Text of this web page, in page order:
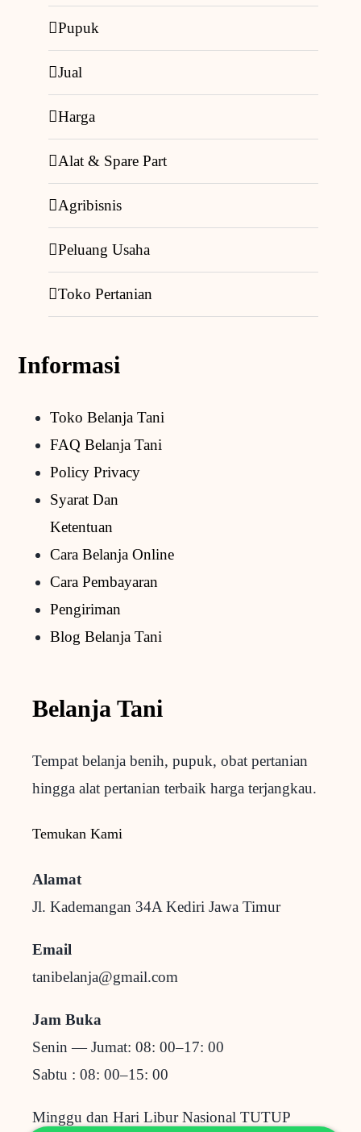
Pupuk
Jual
Harga
Alat & Spare Part
Agribisnis
Peluang Usaha
Toko Pertanian
Informasi
Toko Belanja Tani
FAQ Belanja Tani
Policy Privacy
Syarat Dan
Ketentuan
Cara Belanja Online
Cara Pembayaran
Pengiriman
Blog Belanja Tani
Belanja Tani
Tempat belanja benih, pupuk, obat pertanian
hingga alat pertanian terbaikharga terjangkau.
Temukan Kami
Alamat
Jl. Kademangan 34A Kediri Jawa Timur
Email
tanibelanja@gmail.com
Jam Buka
Senin — Jumat: 08: 00–17: 00
Sabtu : 08: 00–15: 00
Minggu dan Hari Libur Nasional TUTUP